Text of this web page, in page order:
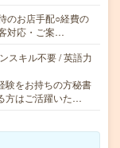
のお店手配○経費の
対応・ご案…
スキル不要 / 英語力
験をお持ちの方秘書
方はご活躍いた…